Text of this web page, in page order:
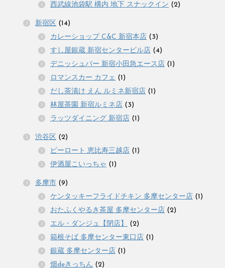
西武線池袋駅 構内 地下 スナックイン (2)
新宿区 (14)
カレーショップ C&C 新宿本店 (3)
すし屋銀蔵 新宿センタービル店 (4)
デニッシュバー 新宿小田急エース店 (1)
ロマンスカー カフェ (1)
だし茶漬け えん ルミネ新宿店 (1)
林屋茶園 新宿ルミネ店 (3)
ラッツダイニング 新宿店 (1)
渋谷区 (2)
ピーロート 恵比寿三越店 (1)
伊酒屋こいっちゃ (1)
多摩市 (9)
ケンタッキーフライドチキン 多摩センター店 (1)
おたふくやるき茶屋 多摩センター店 (2)
エル・ダンジュ【閉店】
(2)
箱根そば 多摩センター東口店 (1)
銀蔵 多摩センター店 (1)
畑deきっちん (2)